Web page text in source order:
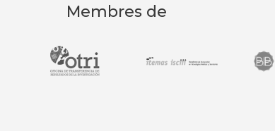
Membres de